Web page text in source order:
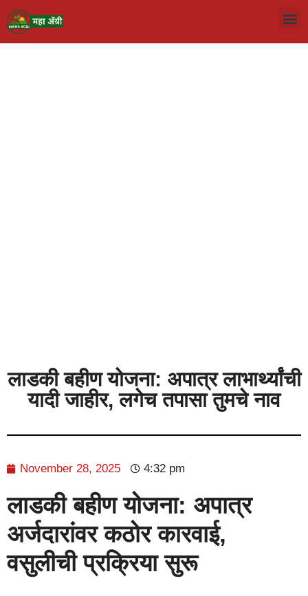
लाडकी बहीण योजना: अपात्र लाभार्थ्यांची
यादी जाहीर, लगेच तपासा तुमचे नाव
November 28, 2025 4:32 pm
लाडकी बहीण योजना: अपात्र
अर्जदारांवर कठोर कारवाई,
वसुलीची प्रक्रिया सुरू